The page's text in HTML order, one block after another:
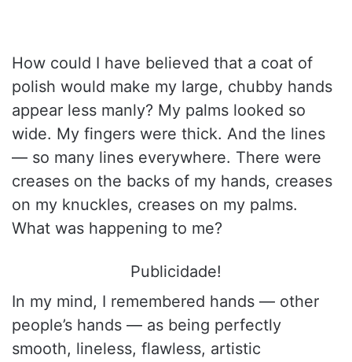
How could I have believed that a coat of
polish would make my large, chubby hands
appear less manly? My palms looked so
wide. My fingers were thick. And the lines
— so many lines everywhere. There were
creases on the backs of my hands, creases
on my knuckles, creases on my palms.
What was happening to me?
Publicidade!
In my mind, I remembered hands — other
people’s hands — as being perfectly
smooth, lineless, flawless, artistic